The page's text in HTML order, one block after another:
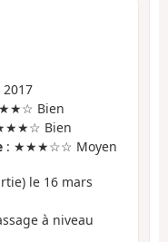
2017
Bien
Bien
: ★★★☆☆ Moyen
le 16 mars
à niveau